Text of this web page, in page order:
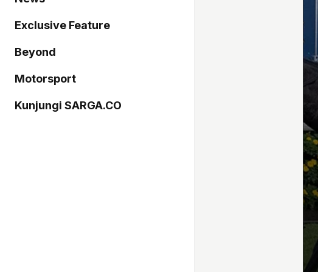
Exclusive Feature
Beyond
Motorsport
Kunjungi SARGA.CO